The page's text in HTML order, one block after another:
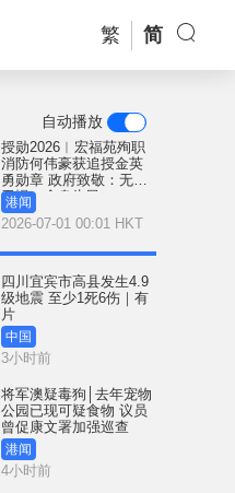
繁 简
自动播放
授勋2026︱宏福苑殉职
消防何伟豪获追授金英
勇勋章 政府致敬：无畏
无惧、舍身为民
港闻
2026-07-01 00:01 HKT
四川宜宾市高县发生4.9
级地震 至少1死6伤｜有
片
中国
3小时前
将军澳疑毒狗│去年宠物
公园已现可疑食物 议员
曾促康文署加强巡查
港闻
4小时前